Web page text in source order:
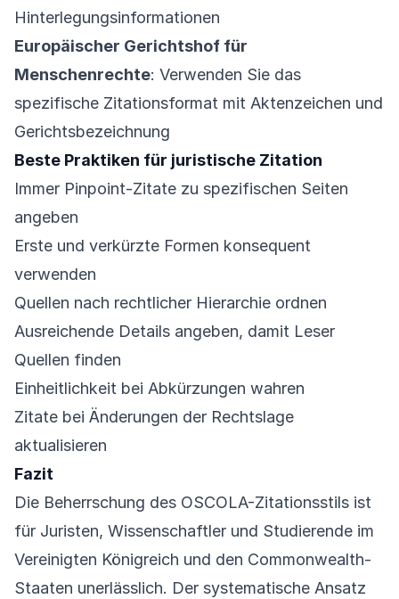
Hinterlegungsinformationen
Europäischer Gerichtshof für
Menschenrechte: Verwenden Sie das
spezifische Zitationsformat mit Aktenzeichen und
Gerichtsbezeichnung
Beste Praktiken für juristische Zitation
Immer Pinpoint-Zitate zu spezifischen Seiten
angeben
Erste und verkürzte Formen konsequent
verwenden
Quellen nach rechtlicher Hierarchie ordnen
Ausreichende Details angeben, damit Leser
Quellen finden
Einheitlichkeit bei Abkürzungen wahren
Zitate bei Änderungen der Rechtslage
aktualisieren
Fazit
Die Beherrschung des OSCOLA-Zitationsstils ist
für Juristen, Wissenschaftler und Studierende im
Vereinigten Königreich und den Commonwealth-
Staaten unerlässlich. Der systematische Ansatz